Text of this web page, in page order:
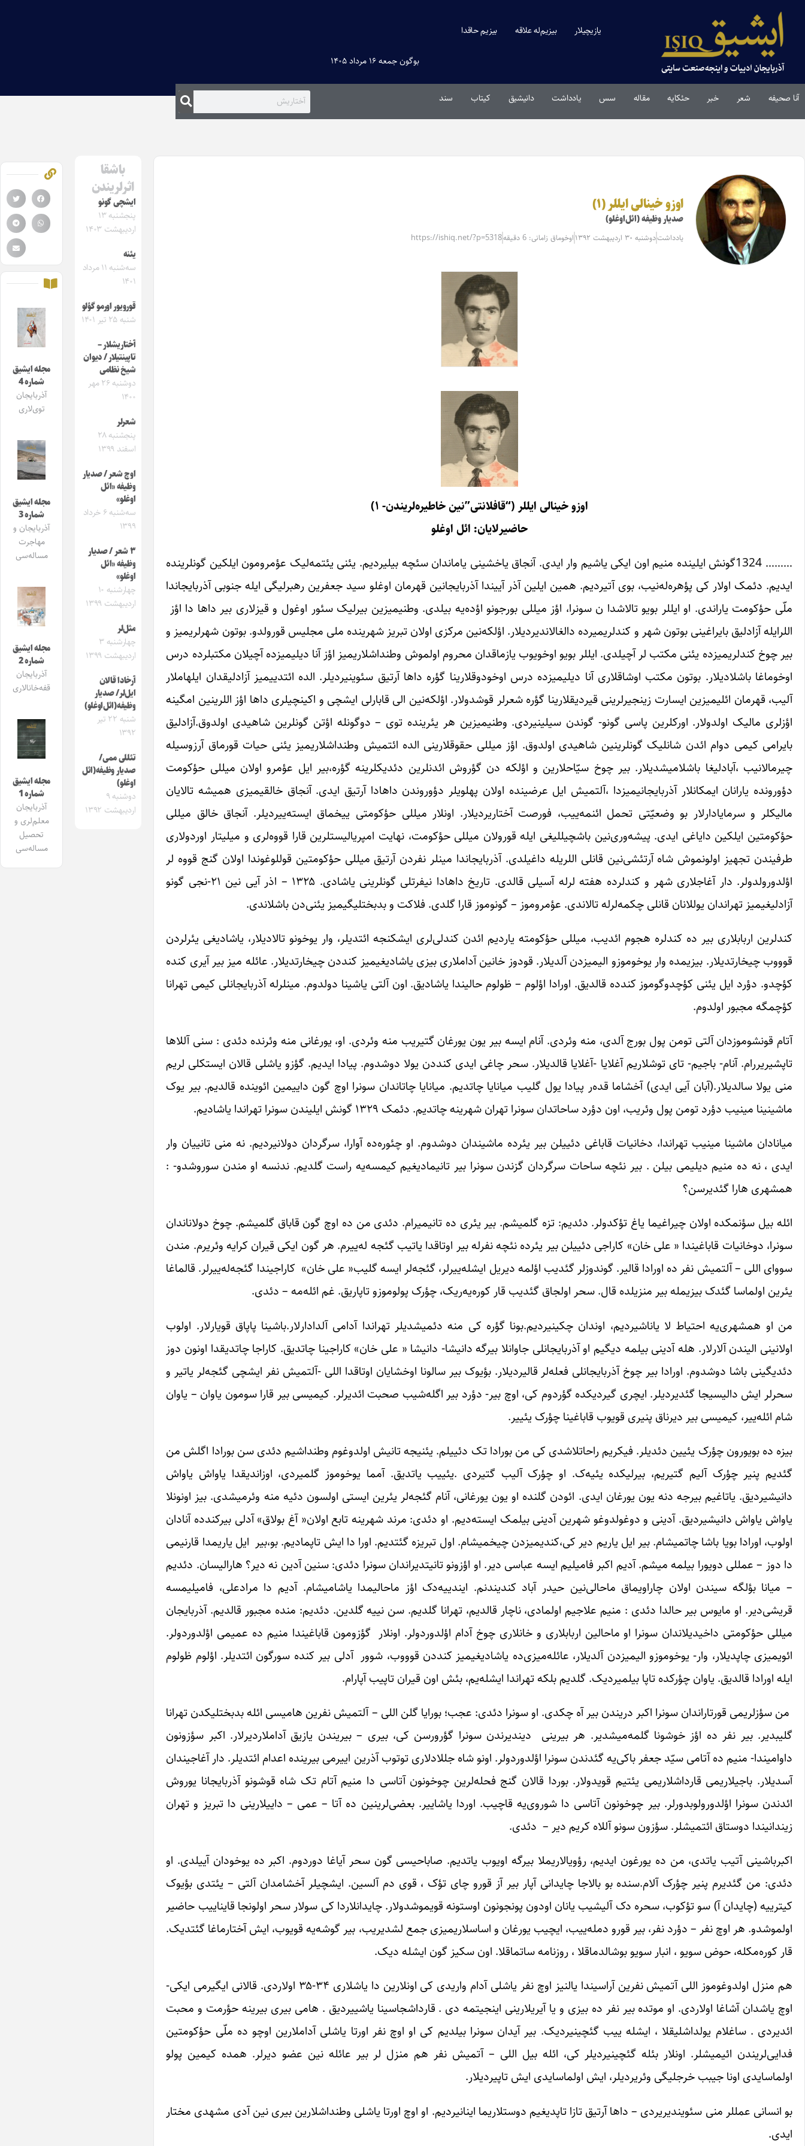
یازیچیلار بیزیم‌له علاقه بیزیم حاقدا
بوگون جمعه ۱۶ مرداد ۱۴۰۵
آنا صحیفه شعر خبر حئکایه مقاله‌ سس یادداشت دانیشیق کیتاب سند
اوزو خینالی ایللر (۱)
صدیار وظیفه (ائل‌اوغلو)
یادداشتدوشنبه ۳۰ اردیبهشت ۱۳۹۲ اوخوماق زامانی: 6 دقیقه https://ishiq.net/?p=5318
اوزو خینالی ایللر (“قافلانتی”نین خاطیره‌لریندن- ۱)
حاضیرلایان: ائل اوغلو
……… 1324گونش ایلینده منیم اون ایکی یاشیم وار ایدی. آنجاق یاخشینی یاماندان سئچه بیلیردیم. یئنی یئتمه‌لیک عؤمرومون ایلکین گونلرینده
ایدیم. دئمک اولار کی پؤهره‌له‌نیب، بوی آتیردیم. همین ایلین آذر آییندا آذربایجانین قهرمان اوغلو سید جعفرین رهبرلیگی ایله جنوبی آذربایجاندا
ملّی حؤکومت یاراندی. او ایللر بویو تالاشدا ن سونرا، اؤز میللی بورجونو اؤده‌یه بیلدی. وطنیمیزین بیرلیک سئور اوغول و قیزلاری بیر داها دا اؤز
اللرایله آزادلیق بایراغینی بوتون شهر و کندلریمیرده دالغالاندیردیلار. اؤلکه‌نین مرکزی اولان تبریز شهرینده ملی مجلیس قورولدو. بوتون شهرلریمیز و
بیر چوخ کندلریمیزده یئنی مکتب لر آچیلدی. ایللر بویو اوخویوب یازماقدان محروم اولموش وطنداشلاریمیز اؤز آنا دیلیمیزده آچیلان مکتبلرده درس
اوخوماغا باشلادیلار. بوتون مکتب اوشاقلاری آنا دیلیمیزده درس اوخودوقلارینا گؤره داها آرتیق سئوینیردیلر. الده ائتدییمیز آزادلیقدان ایلهاملار
آلیب، قهرمان ائلیمیزین ایسارت زینجیرلرینی قیردیقلارینا گؤره شعرلر قوشدولار. اؤلکه‌نین الی قابارلی ایشچی و اکینچیلری داها اؤز اللرینین امگینه
اؤزلری مالیک اولدولار. اورکلرین پاسی گونو- گوندن سیلینیردی. وطنیمیزین هر یئرینده توی – دوگونله اؤتن گونلرین شاهیدی اولدوق.آزادلیق
بایرامی کیمی دوام ائدن شانلیک گونلرینین شاهیدی اولدوق. اؤز میللی حقوقلارینی الده ائتمیش وطنداشلاریمیز یئنی حیات قورماق آرزوسیله
چیرمالانیب ،آبادلیغا باشلامیشدیلار. بیر چوخ سیّاحلارین و اؤلکه دن گؤروش ائدنلرین دئدیکلرینه گؤره،بیر ایل عؤمرو اولان میللی حؤکومت
دؤورونده یارانان ایمکانلار آذربایجانیمیزدا ،آلتمیش ایل عرضینده اولان پهلویلر دؤوروندن داهادا آرتیق ایدی. آنجاق خالقیمیزی همیشه تالایان
مالیکلر و سرمایادارلار بو وضعیّتی تحمل ائنمه‌ییب، فورصت آختاریردیلار. اونلار میللی حؤکومتی ییخماق ایسته‌ییردیلر. آنجاق خالق میللی
حؤکومتین ایلکین دایاغی ایدی. پیشه‌وری‌نین باشچیللیغی ایله قورولان میللی حؤکومت، نهایت امپریالیستلرین قارا قووه‌لری و میلیتار اوردولاری
طرفیندن تجهیز اولونموش شاه آرتئشی‌نین قانلی اللریله داغیلدی. آذربایجاندا مینلر نفردن آرتیق میللی حؤکومتین قوللوغوندا اولان گنج قووه لر
اؤلدورولدولر. دار آغاجلاری شهر و کندلرده هفته لرله آسیلی قالدی. تاریخ داهادا نیفرتلی گونلرینی یاشادی. ۱۳۲۵ – اذر آیی نین ۲۱-نجی گونو
آزادلیغیمیز تهراندان یوللانان قانلی چکمه‌لرله تالاندی. عؤمروموز – گونوموز قارا گلدی. فلاکت و بدبختلیگیمیز یئنی‌دن باشلاندی.
کندلرین اربابلاری بیر ده کندلره هجوم ائدیب، میللی حؤکومته یاردیم ائدن کندلی‌لری ایشکنجه ائتدیلر، وار یوخونو تالادیلار، یاشادیغی یئرلردن
قوووب چیخارتدیلار. بیزیمده وار یوخوموزو الیمیزدن آلدیلار. قودوز خانین آداملاری بیزی یاشادیغیمیز کنددن چیخارتدیلار. عائله میز بیر آیری کنده
کؤچدو. دؤرد ایل یئنی کؤچدوگوموز کندده قالدیق. اورادا اؤلوم – ظولوم حالیندا یاشادیق. اون آلتی یاشینا دولدوم. مینلرله آذربایجانلی کیمی تهرانا
کؤچمگه مجبور اولدوم.
آتام قونشوموزدان آلتی تومن پول بورج آلدی، منه وئردی. آنام ایسه بیر یون یورغان گتیریب منه وئردی. او، یورغانی منه وئرنده دئدی : سنی آللاها
تاپشیریررام. آنام- باجیم- تای توشلاریم آغلایا -آغلایا قالدیلار. سحر چاغی ایدی کنددن یولا دوشدوم. پیادا ایدیم. گؤزو یاشلی قالان ایستکلی لریم
منی یولا سالدیلار.(آبان آیی ایدی) آخشاما قده‌ر پیادا یول گلیب میانایا چاتدیم. میانایا چاتاندان سونرا اوچ گون داییمین ائوینده قالدیم. بیر یوک
ماشینینا مینیب دؤرد تومن پول وئریب، اون دؤرد ساحاتدان سونرا تهران شهرینه چاتدیم. دئمک ۱۳۲۹ گونش ایلیندن سونرا تهراندا یاشادیم.
میانادان ماشینا مینیب تهراندا، دخانیات قاباغی دئییلن بیر یئرده ماشیندان دوشدوم. او چئوره‌ده آوارا، سرگردان دولانیردیم. نه منی تانییان وار
ایدی ، نه ده منیم دیلیمی بیلن . بیر نئچه ساحات سرگردان گزندن سونرا بیر تانیمادیغیم کیمسه‌یه راست گلدیم. ندنسه او مندن سوروشدو- :
همشهری هارا گئدیرسن؟
ائله بیل سؤنمکده اولان چیراغیما یاغ تؤکدولر. دئدیم: تزه گلمیشم. بیر یئری ده تانیمیرام. دئدی من ده اوچ گون قاباق گلمیشم. چوخ دولاناندان
سونرا، دوخانیات قاباغیندا « علی خان» کاراجی دئییلن بیر یئرده نئچه نفرله بیر اوتاقدا یاتیب گئجه له‌ییرم. هر گون ایکی قیران کرایه وئریرم. مندن
سووای اللی – آلتمیش نفر ده اورادا قالیر. گوندوزلر گئدیب اؤلمه دیریل ایشله‌ییرلر، گئجه‌لر ایسه گلیب« علی خان» کاراجیندا گئجه‌له‌ییرلر. قالماغا
یئرین اولماسا گئدک بیزیمله بیر منزیلده قال. سحر اولجاق گئدیب قار کوره‌یه‌ریک، چؤرک پولوموزو تاپاریق. غم ائله‌مه – دئدی.
من او همشهری‌یه احتیاط لا یاناشیردیم، اوندان چکینیردیم.بونا گؤره کی منه دئمیشدیلر تهراندا آدامی آلدادارلار.باشینا پاپاق قویارلار. اولوب
اولانینی الیندن آلارلار. هله آدینی بیلمه دیگیم او آذربایجانلی جاوانلا بیرگه دانیشا- دانیشا « علی خان» کاراجینا چاتدیق. کاراجا چاتدیقدا اونون دوز
دئدیگینی باشا دوشدوم. اورادا بیر چوخ آذربایجانلی فعله‌لر قالیردیلار. بؤیوک بیر سالونا اوخشایان اوتاقدا اللی -آلتمیش نفر ایشچی گئجه‌لر یاتیر و
سحرلر ایش دالیسیجا گئدیردیلر. ایچری گیردیکده گؤردوم کی، اوچ بیر- دؤرد بیر اگله‌شیب صحبت ائدیرلر. کیمیسی بیر قارا سومون یاوان – یاوان
شام ائله‌ییر، کیمیسی بیر دیرناق پنیری قویوب قاباغینا چؤرک یئییر.
بیزه ده بویورون چؤرک یئیین دئدیلر. فیکریم راحاتلاشدی کی من بورادا تک دئییلم. یئنیجه تانیش اولدوغوم وطنداشیم دئدی سن بورادا اگلش من
گئدیم پنیر چؤرک آلیم گتیریم، بیرلیکده یئیه‌ک. او چؤرک آلیب گتیردی .یئییب یاتدیق. آمما یوخوموز گلمیردی، اوزاندیقدا یاواش یاواش
دانیشیردیق. یاتاغیم بیرجه دنه یون یورغان ایدی. ائودن گلنده او یون یورغانی، آنام گئجه‌لر یئرین ایستی اولسون دئیه منه وئرمیشدی. بیز اونونلا
یاواش یاواش دانیشیردیق. آدینی و دوغولدوغو شهرین آدینی بیلمک ایسته‌دیم. او دئدی: مرند شهرینه تابع اولان« آغ بولاق» آدلی بیرکندده آنادان
اولوب، اورادا بویا باشا چاتمیشام. بیر ایل یاریم دیر کی،کندیمیزدن چیخمیشام. اول تبریزه گئتدیم. اورا دا ایش تاپمادیم. بو،بیر ایل یاریمدا قارنیمی
دا دوز – عمللی دویورا بیلمه میشم. آدیم اکبر فامیلیم ایسه عباسی دیر. او اؤزونو تانیتدیراندان سونرا دئدی: سنین آدین نه دیر؟ هارالیسان. دئدیم
– میانا بؤلگه سیندن اولان چاراویماق ماحالی‌نین حیدر آباد کندیندنم. ایندییه‌دک اؤز ماحالیمدا یاشامیشام. آدیم دا مرادعلی، فامیلیمسه
قریشی‌دیر. او مایوس بیر حالدا دئدی : منیم علاجیم اولمادی، ناچار قالدیم، تهرانا گلدیم. سن نییه گلدین. دئدیم: منده مجبور قالدیم. آذربایجان
میللی حؤکومتی داخیدیلاندان سونرا او ماحالین اربابلاری و خانلاری چوخ آدام اؤلدوردولر. اونلار گؤزومون قاباغیندا منیم ده عمیمی اؤلدوردولر.
ائویمیزی چاپدیلار، وار- یوخوموزو الیمیزدن آلدیلار، عائله‌میزی‌ده یاشادیغیمیز کند‌دن قوووب، شوور آدلی بیر کنده سورگون ائتدیلر. اؤلوم ظولوم
ایله اورادا قالدیق. یاوان چؤرکده تاپا بیلمیردیک. گلدیم بلکه تهراندا ایشله‌یم، بئش اون قیران تاپیب آپارام.
من سؤزلریمی قورتاراندان سونرا اکبر دریندن بیر آه چکدی. او سونرا دئدی: عجب؛ بورایا گلن اللی – آلتمیش نفرین هامیسی ائله بدبختلیکدن تهرانا
گلیبدیر. بیر نفر ده اؤز خوشونا گلمه‌میشدیر. هر بیرینی دیندیرندن سونرا گؤرورسن کی، بیری – بیریندن یازیق آداملاردیرلار. اکبر سؤزونون
داوامیندا- منیم ده آتامی سیّد جعفر باکی‌یه گئدندن سونرا اؤلدوردولر. اونو شاه جللادلاری توتوب آذرین اییرمی بیرینده اعدام ائتدیلر. دار آغاجیندان
آسدیلار. باجیلاریمی قارداشلاریمی یئتیم قویدولار. بوردا قالان گنج فحله‌لرین چوخونون آتاسی دا منیم آتام تک شاه قوشونو آذربایجانا یوروش
ائدندن سونرا اؤلدورولوبدورلر. بیر چوخونون آتاسی دا شوروی‌یه قاچیب. اوردا یاشاییر. بعضی‌لرینین ده آتا – عمی – داییلارینی دا تبریز و تهران
زیندانیندا دوستاق ائتمیشلر. سؤزون سونو آللاه کریم دیر – دئدی.
اکبرباشینی آتیب یاتدی، من ده یورغون ایدیم، رؤویالاریملا بیرگه اویوب یاتدیم. صاباحیسی گون سحر آیاغا دوردوم. اکبر ده یوخودان آییلدی. او
دئدی: من گئدیرم پنیر چؤرک آلام.سنده بو بالاجا چایدانی آپار بیر آز قورو چای تؤک ، قوی دم آلسین. ایشچیلر آخشامدان آلتی – یئتدی بؤیوک
کیترییه (چایدان آ) سو تؤکوب، سحره دک آلیشیب یانان اودون پونجونون اوستونه قویموشدولار. چایدانلاردا کی سولار سحر اولونجا قایناییب حاضیر
اولموشدو. هر اوچ نفر – دؤرد نفر، بیر قورو دمله‌ییب، ایچیب یورغان و اساسلاریمیزی جمع لشدیریب، بیر گوشه‌یه قویوب، ایش آختارماغا گئتدیک.
قار کوره‌مکله، حوض سویو ، انبار سویو بوشالدماقلا ، روزنامه ساتماقلا. اون سکیز گون ایشله دیک.
هم منزل اولدوغوموز اللی آتمیش نفرین آراسیندا یالنیز اوچ نفر یاشلی آدام واریدی کی اونلارین دا یاشلاری ۳۴-۳۵ اولاردی. قالانی ایگیرمی ایکی-
اوچ یاشدان آشاغا اولاردی. او موتده بیر نفر ده بیزی و یا آیریلارینی اینجیتمه دی . قارداشجاسینا یاشییردیق . هامی بیری بیرینه حؤرمت و محبت
ائدیردی . ساغلام یولداشلیقلا ، ایشله ییب گئچینیردیک. بیر آیدان سونرا بیلدیم کی او اوچ نفر اورتا یاشلی آداملارین اوچو ده ملّی حؤکومتین
فدایی‌لریندن ائیمیشلر. اونلار بئله گئچینیردیلر کی، ائله بیل اللی – آتمیش نفر هم منزل لر بیر عائله نین عضو دیرلر. همده کیمین پولو
اولماسایدی اونا جیبب خرجلیگی وئریردیلر، ایش اولماسایدی ایش تاپیردیلار.
بو انسانی عمللر منی سئویندیریردی – داها آرتیق تازا تاپدیغیم دوستلاریما اینانیردیم. او اوچ اورتا یاشلی وطنداشلارین بیری نین آدی مشهدی مختار
ایدی.
باشقا
اثرلریندن
ایشچی گونو
پنجشنبه ۱۳
اردیبهشت ۱۴۰۳
یئنه‌
سه‌شنبه ۱۱ مرداد
۱۴۰۱
قورویور اورمو گؤلو
شنبه ۲۵ تیر ۱۴۰۱
آختاریشلار –
تاپینتیلار / دیوان
شیخ نظامی
دوشنبه ۲۶ مهر
۱۴۰۰
شعرلر
پنجشنبه ۲۸
اسفند ۱۳۹۹
اوچ شعر / صدیار
وظیفه «ائل
اوغلو»
سه‌شنبه ۶ خرداد
۱۳۹۹
۳ شعر / صدیار
وظیفه «ائل
اوغلو»
چهارشنبه ۱۰
اردیبهشت ۱۳۹۹
مثل‌لر
چهارشنبه ۳
اردیبهشت ۱۳۹۹
آرخادا قالان
ایل‌لر/ صدیار
وظیفه(ائل‌اوغلو)
شنبه ۲۲ تیر
۱۳۹۲
تئللی ممی/
صدیار وظیفه(ائل
اوغلو)
دوشنبه ۹
اردیبهشت ۱۳۹۲
مجله ایشیق
شماره 4
آذربایجان
توی‌لاری
مجله ایشیق
شماره 3
آذربایجان و
مهاجرت
مساله‌سی
مجله ایشیق
شماره 2
آذربایجان
قفه‌خانالاری
مجله ایشیق
شماره 1
آذربایجان
معلم‌لری و
تحصیل
مساله‌سی